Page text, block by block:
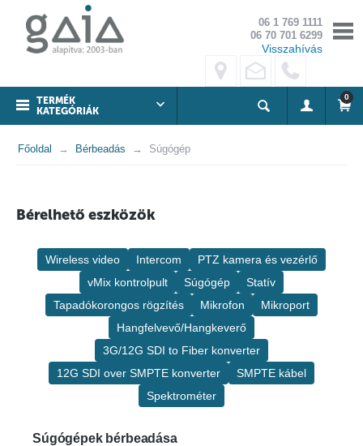
06 1 769 1111
06 70 701 6299
Visszahívás
TERMÉK
KATEGÓRIÁK
0
Főoldal Bérbeadás Súgógép
Bérelhető eszközök
Wireless video Intercom
PTZ kamera és vezérlő
vMix kontrolpult
Súgógép
Statív
Tapadókorongos rögzítés
Mikrofon
Mikroport
Hangfelvevő/Hangkeverő
3G/12G SDI to Fiber konverter
12G SDI over SMPTE konverter
SMPTE kábel
Spektrométer
Súgógépek bérbeadása